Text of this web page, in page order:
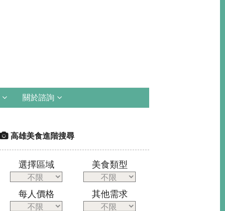
關於諮詢
高雄美食進階搜尋
選擇區域
每人價格
美食類型
其他需求